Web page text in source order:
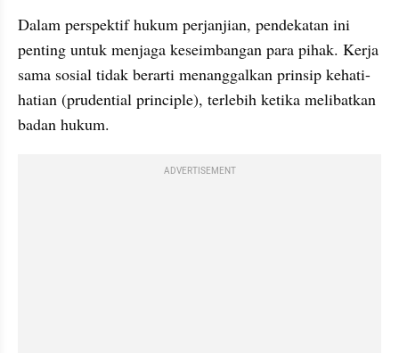
Dalam perspektif hukum perjanjian, pendekatan ini
penting untuk menjaga keseimbangan para pihak. Kerja
sama sosial tidak berarti menanggalkan prinsip kehati-
hatian (prudential principle), terlebih ketika melibatkan
badan hukum.
ADVERTISEMENT